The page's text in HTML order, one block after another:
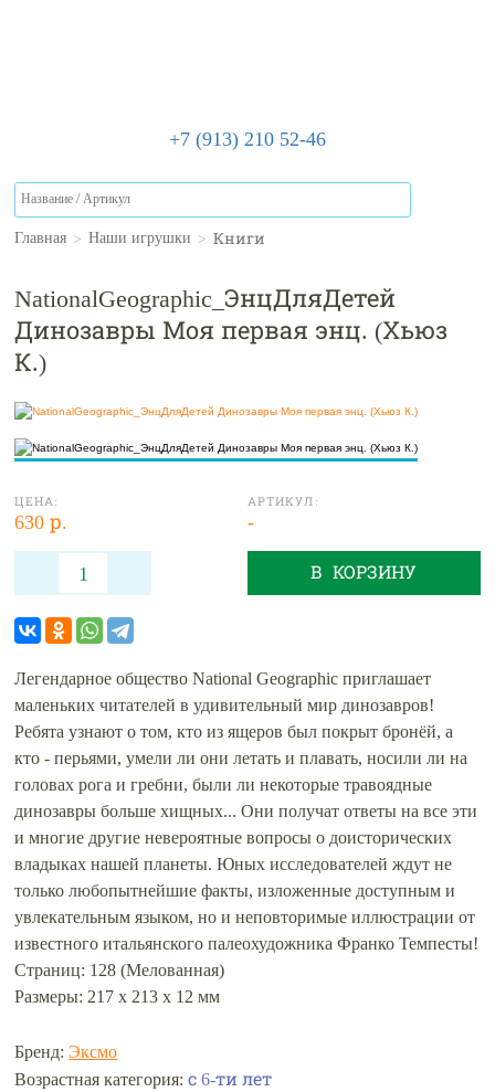
+7 (913) 210 52-46
Главная > Наши игрушки > Книги
NationalGeographic_ЭнцДляДетей
Динозавры Моя первая энц. (Хьюз
К.)
ЦЕНА:
630 р.
АРТИКУЛ:
-
В КОРЗИНУ
Легендарное общество National Geographic приглашает
маленьких читателей в удивительный мир динозавров!
Ребята узнают о том, кто из ящеров был покрыт бронёй, а
кто - перьями, умели ли они летать и плавать, носили ли на
головах рога и гребни, были ли некоторые травоядные
динозавры больше хищных... Они получат ответы на все эти
и многие другие невероятные вопросы о доисторических
владыках нашей планеты. Юных исследователей ждут не
только любопытнейшие факты, изложенные доступным и
увлекательным языком, но и неповторимые иллюстрации от
известного итальянского палеохудожника Франко Темпесты!
Страниц: 128 (Мелованная)
Размеры: 217 x 213 x 12 мм
Бренд: Эксмо
Возрастная категория:с 6-ти лет